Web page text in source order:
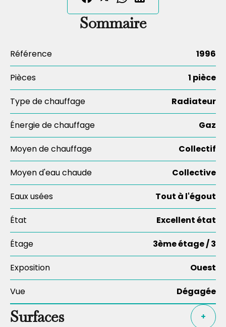
Sommaire
Référence 1996
Pièces 1 pièce
Type de chauffage Radiateur
Énergie de chauffage Gaz
Moyen de chauffage Collectif
Moyen d'eau chaude Collective
Eaux usées Tout à l'égout
État Excellent état
Étage 3ème étage / 3
Exposition Ouest
Vue Dégagée
Surfaces +